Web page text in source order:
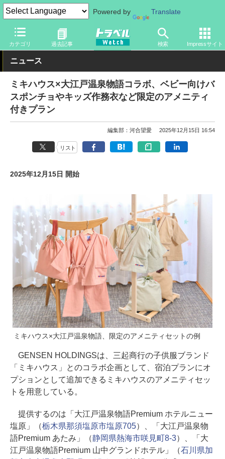
Powered by Translate
カテゴリ 過去記事 検索 Impressサイト
トラベル Watch 旅の情報 ホテル・旅館 宿泊
ニュース
ミキハウス×大江戸温泉物語コラボ、ベビー向けバ
スポンチョやキッズ作務衣など限定のアメニティ
付きプラン
編集部：河合望愛 2025年12月15日 16:54
リスト
2025年12月15日 開始
ミキハウス×大江戸温泉物語、限定のアメニティセットの例
GENSEN HOLDINGSは、三起商行の子供服ブランド
「ミキハウス」とのコラボ企画として、宿泊プランにオ
プションとして追加できるミキハウスのアメニティセッ
トを用意している。
提供するのは「大江戸温泉物語Premium ホテルニュー
塩原」（栃木県那須塩原市塩原705）、「大江戸温泉物
語Premium あたみ」（静岡県熱海市咲見町8-3）、「大
江戸温泉物語Premium 山中グランドホテル」（石川県加